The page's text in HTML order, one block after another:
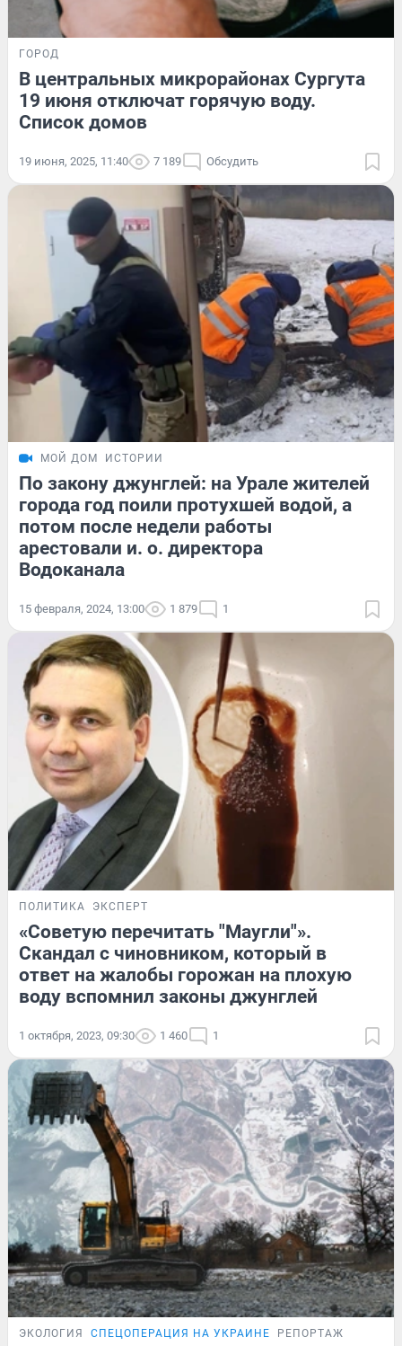
ГОРОД
В центральных микрорайонах Сургута
19 июня отключат горячую воду.
Список домов
19 июня, 2025, 11:40 7 189 Обсудить
МОЙ ДОМ ИСТОРИИ
По закону джунглей: на Урале жителей
города год поили протухшей водой, а
потом после недели работы
арестовали и. о. директора
Водоканала
15 февраля, 2024, 13:00 1 879 1
ПОЛИТИКА ЭКСПЕРТ
«Советую перечитать "Маугли"».
Скандал с чиновником, который в
ответ на жалобы горожан на плохую
воду вспомнил законы джунглей
1 октября, 2023, 09:30 1 460 1
ЭКОЛОГИЯ СПЕЦОПЕРАЦИЯ НА УКРАИНЕ РЕПОРТАЖ